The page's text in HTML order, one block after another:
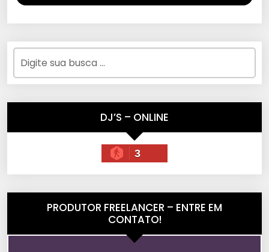
DJ’S – ONLINE
3
PRODUTOR FREELANCER – ENTRE EM
CONTATO!